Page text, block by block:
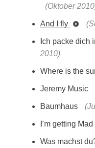
(Oktober
And I fly
Ich packe dich
2010)
Where is the
Jeremy Music
Baumhaus
I’m getting Mad
Was machst